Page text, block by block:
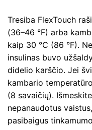
Tresiba FlexTouch
(36–46 °F) arba
kaip 30 °C (86 °F).
insulinas buvo
didelio karščio. Jei
kambario
(8 savaičių).
nepanaudotus
pasibaigus